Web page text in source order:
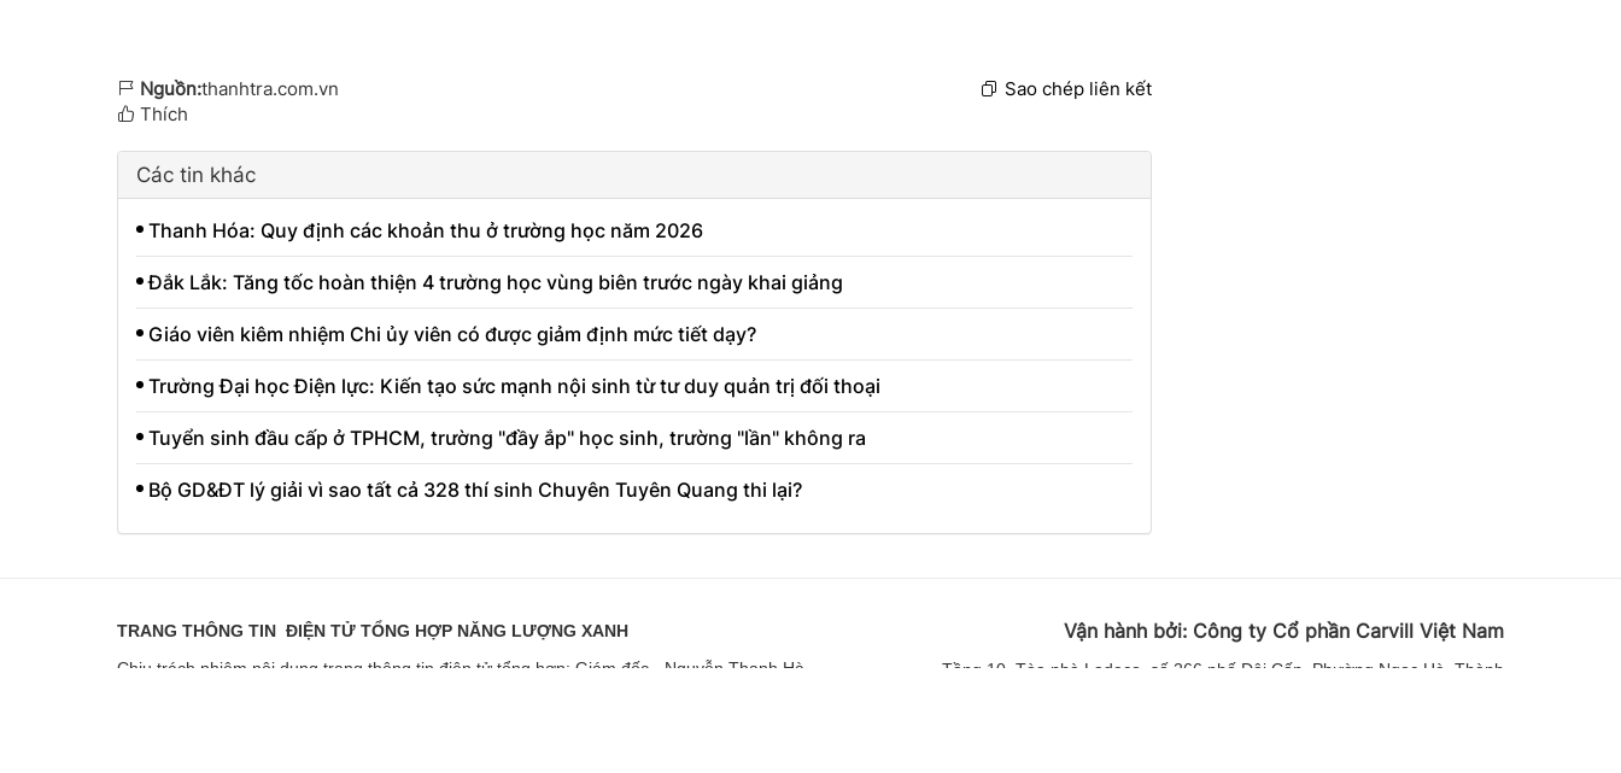
Nguồn:thanhtra.com.vn
Sao chép liên kết
Thích
Các tin khác
Thanh Hóa: Quy định các khoản thu ở trường học năm 2026
Đắk Lắk: Tăng tốc hoàn thiện 4 trường học vùng biên trước ngày khai giảng
Giáo viên kiêm nhiệm Chi ủy viên có được giảm định mức tiết dạy?
Trường Đại học Điện lực: Kiến tạo sức mạnh nội sinh từ tư duy quản trị đối thoại
Tuyển sinh đầu cấp ở TPHCM, trường "đầy ắp" học sinh, trường "lần" không ra
Bộ GD&ĐT lý giải vì sao tất cả 328 thí sinh Chuyên Tuyên Quang thi lại?
TRANG THÔNG TIN ĐIỆN TỬ TỔNG HỢP NĂNG LƯỢNG XANH
Chịu trách nhiệm nội dung trang thông tin điện tử tổng hợp: Giám đốc - Nguyễn Thanh Hà
Vận hành bởi: Công ty Cổ phần Carvill Việt Nam
Tầng 10, Tòa nhà Ladeco, số 266 phố Đội Cấn, Phường Ngọc Hà, Thành